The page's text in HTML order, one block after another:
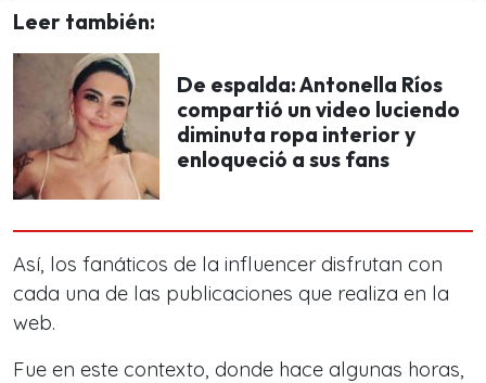
Leer también:
De espalda: Antonella Ríos
compartió un video luciendo
diminuta ropa interior y
enloqueció a sus fans
Así, los fanáticos de la influencer disfrutan con
cada una de las publicaciones que realiza en la
web.
Fue en este contexto, donde hace algunas horas,